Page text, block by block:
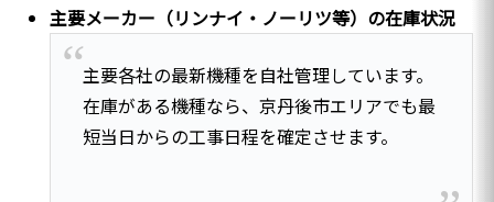
主要メーカー（リンナイ・ノーリツ等）の在庫状況
主要各社の最新機種を自社管理しています。
在庫がある機種なら、京丹後市エリアでも最
短当日からの工事日程を確定させます。